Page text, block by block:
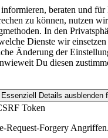
beraten und für
zu können, nutzen
In den
Dienste wir
Änderung der
Du diesen
Details ausblenden
Token
Request-Forgery Angriffen.